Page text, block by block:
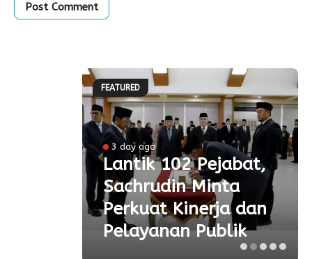
FEATURED
3 day ago
Lantik 102 Pejabat,
Sachrudin Minta
Perkuat Kinerja dan
Pelayanan Publik